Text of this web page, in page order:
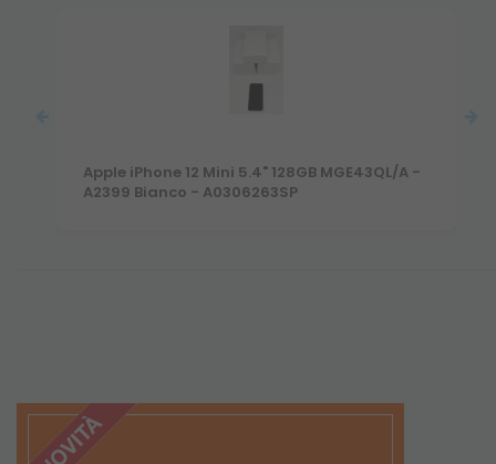
Apple iPhone 12 Mini 5.4" 128GB MGE43QL/A -
A2399 Bianco - A0306263SP